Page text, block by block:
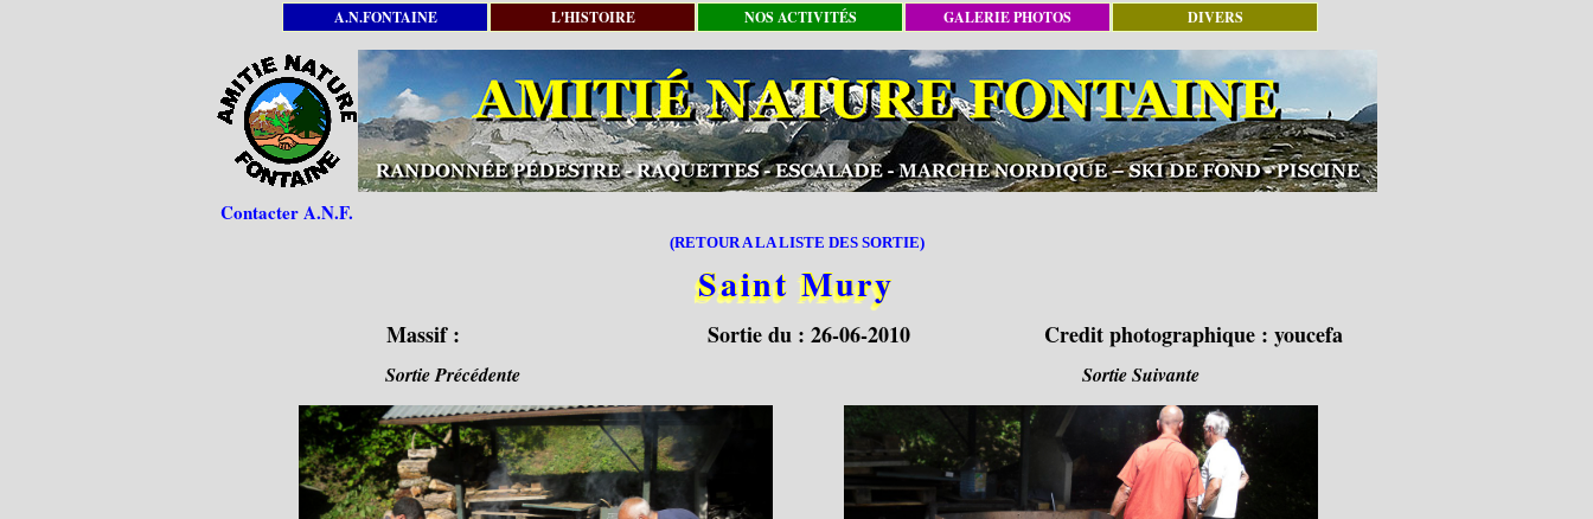
A.N.FONTAINE L'HISTOIRE NOS ACTIVITÉS GALERIE PHOTOS DIVERS
Contacter A.N.F.
(RETOUR A LA LISTE DES SORTIE)
Saint Mury
Massif : Sortie du : 26-06-2010 Credit photographique : youcefa
Sortie Précédente Sortie Suivante